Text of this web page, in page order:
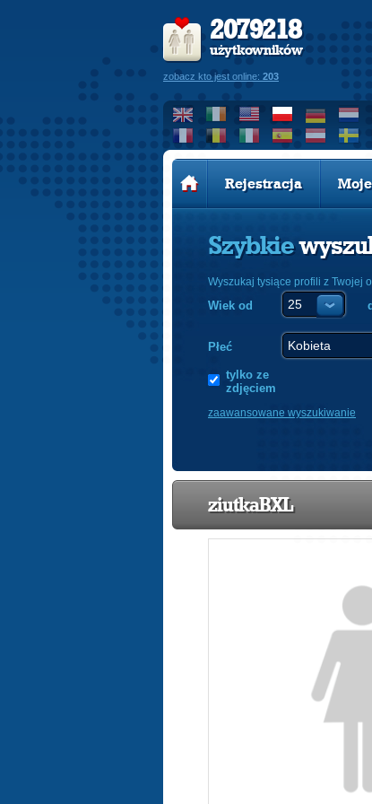
2079218
użytkowników
zobacz kto jest online: 203
Rejestracja
Szybkie
Wyszukaj tysiące profili z Twojej
Wiek od
Płeć
tylko ze
zdjęciem
zaawansowane wyszukiwanie
ziutkaBXL